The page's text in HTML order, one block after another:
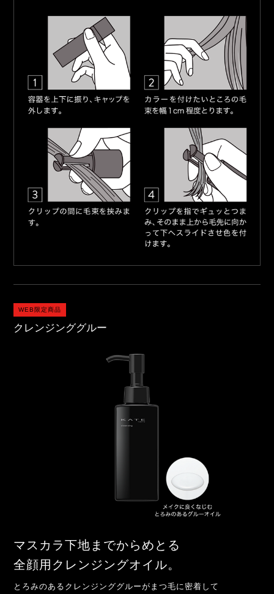
WEB限定商品
クレンジンググルー
マスカラ下地までからめとる
全顔用クレンジングオイル。
とろみのあるクレンジンググルーがまつ毛に密着して